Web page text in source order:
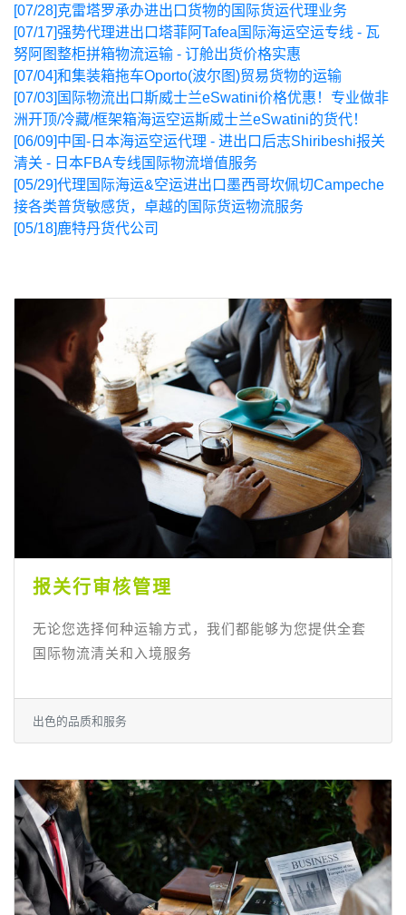
[07/28]克雷塔罗承办进出口货物的国际货运代理业务
[07/17]强势代理进出口塔菲阿Tafea国际海运空运专线 - 瓦
努阿图整柜拼箱物流运输 - 订舱出货价格实惠
[07/04]和集装箱拖车Oporto(波尔图)贸易货物的运输
[07/03] 国际物流出口斯威士兰eSwatini价格优惠！专业做非
洲开顶/冷藏/框架箱海运空运斯威士兰eSwatini的货代！
[06/09]中国-日本海运空运代理 - 进出口后志Shiribeshi报关
清关 - 日本FBA专线国际物流增值服务
[05/29]代理国际海运&空运进出口墨西哥坎佩切Campeche
接各类普货敏感货，卓越的国际货运物流服务
[05/18]鹿特丹货代公司
报关行审核管理
无论您选择何种运输方式，我们都能够为您提供全套
国际物流清关和入境服务
出色的品质和服务